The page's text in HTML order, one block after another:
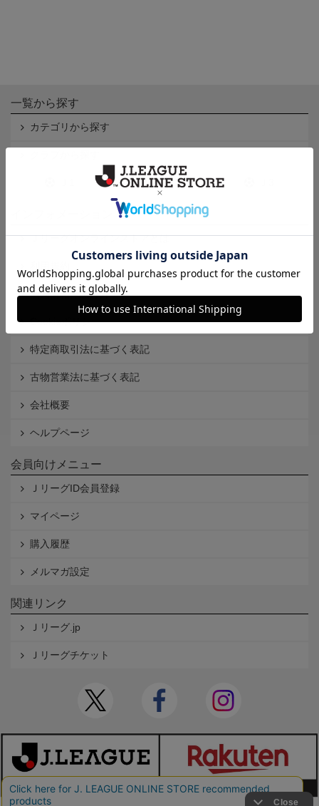
一覧から探す
カテゴリから探す
Ｊ2
Ｊリーグオンラインストアとは
個人情報保護方針
Cookieポリシー
特定商取引法に基づく表記
古物営業法に基づく表記
会社概要
ヘルプページ
会員向けメニュー
ＪリーグID会員登録
マイページ
購入履歴
メルマガ設定
関連リンク
Ｊリーグ.jp
Ｊリーグチケット